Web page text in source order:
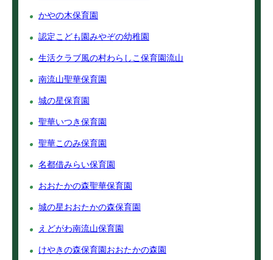
かやの木保育園
認定こども園みやぞの幼稚園
生活クラブ風の村わらしこ保育園流山
南流山聖華保育園
城の星保育園
聖華いつき保育園
聖華このみ保育園
名都借みらい保育園
おおたかの森聖華保育園
城の星おおたかの森保育園
えどがわ南流山保育園
けやきの森保育園おおたかの森園